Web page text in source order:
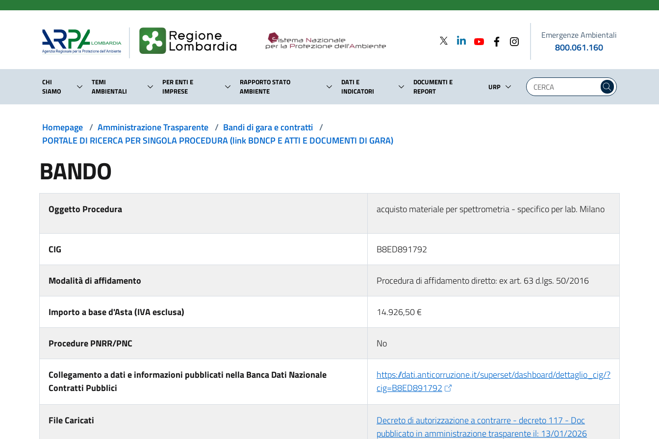
Emergenze Ambientali
800.061.160
CHI
SIAMO
TEMI
AMBIENTALI
PER ENTI E
IMPRESE
RAPPORTO STATO
AMBIENTE
DATI E
INDICATORI
DOCUMENTI E
REPORT
URP
Homepage / Amministrazione Trasparente / Bandi di gara e contratti /
PORTALE DI RICERCA PER SINGOLA PROCEDURA (link BDNCP E ATTI E DOCUMENTI DI GARA)
BANDO
Oggetto Procedura acquisto materiale per spettrometria - specifico per lab. Milano
CIG B8ED891792
Modalità di affidamento Procedura di affidamento diretto: ex art. 63 d.lgs. 50/2016
Importo a base d'Asta (IVA esclusa) 14.926,50 €
Procedure PNRR/PNC No
Collegamento a dati e informazioni pubblicati nella Banca Dati Nazionale
Contratti Pubblici
https://dati.anticorruzione.it/superset/dashboard/dettaglio_cig/?
cig=B8ED891792
File Caricati
Decreto di autorizzazione a contrarre - decreto 117 - Doc
pubblicato in amministrazione trasparente il: 13/01/2026